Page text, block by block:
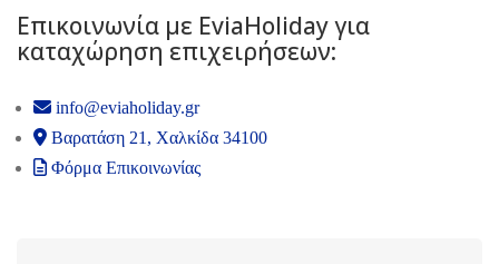
Επικοινωνία με ΕviaHoliday για
καταχώρηση επιχειρήσεων:
info@eviaholiday.gr
Βαρατάση 21, Χαλκίδα 34100
Φόρμα Επικοινωνίας